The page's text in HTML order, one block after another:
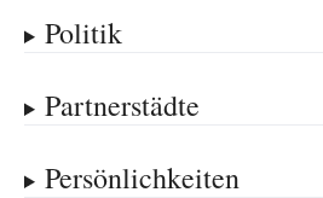
Politik
Partnerstädte
Persönlichkeiten